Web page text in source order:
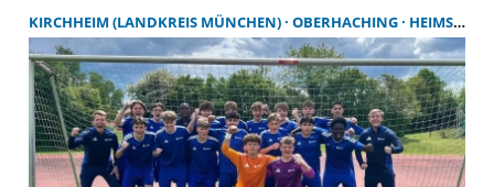
KIRCHHEIM (LANDKREIS MÜNCHEN) OBERHACHING HEIMSTETTEN (LANDKREIS MÜNCHEN)